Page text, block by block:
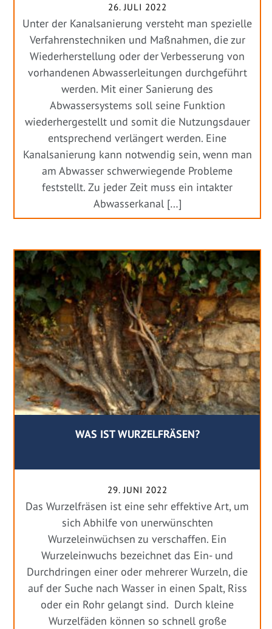
26. JULI 2022
Unter der Kanalsanierung versteht man spezielle
Verfahrenstechniken und Maßnahmen, die zur
Wiederherstellung oder der Verbesserung von
vorhandenen Abwasserleitungen durchgeführt
werden. Mit einer Sanierung des
Abwassersystems soll seine Funktion
wiederhergestellt und somit die Nutzungsdauer
entsprechend verlängert werden. Eine
Kanalsanierung kann notwendig sein, wenn man
am Abwasser schwerwiegende Probleme
feststellt. Zu jeder Zeit muss ein intakter
Abwasserkanal […]
WAS IST WURZELFRÄSEN?
29. JUNI 2022
Das Wurzelfräsen ist eine sehr effektive Art, um
sich Abhilfe von unerwünschten
Wurzeleinwüchsen zu verschaffen. Ein
Wurzeleinwuchs bezeichnet das Ein- und
Durchdringen einer oder mehrerer Wurzeln, die
auf der Suche nach Wasser in einen Spalt, Riss
oder ein Rohr gelangt sind. Durch kleine
Wurzelfäden können so schnell große